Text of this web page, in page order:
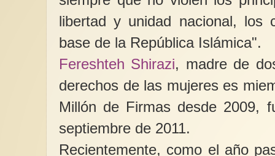
libertad y unidad nacional, los
base de la República Islámica".
Fereshteh Shirazi, madre de
derechos de las mujeres es
Millón de Firmas desde 2009,
septiembre de 2011.
Recientemente, como el año